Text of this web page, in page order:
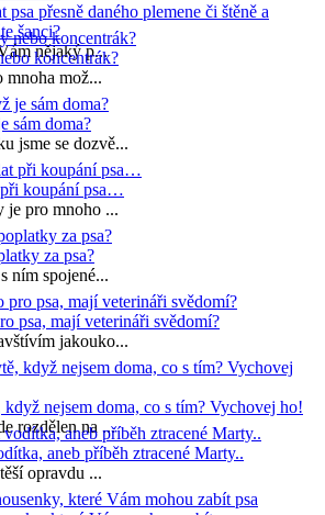
psa přesně daného plemene či štěně a
šanci?
nějaký p...
koncentrák?
mnoha mož...
sám doma?
jsme se dozvě...
při koupání psa…
je pro mnoho ...
za psa?
ním spojené...
psa, mají veterináři svědomí?
jakouko...
když nejsem doma, co s tím? Vychovej ho!
rozdělen na ...
aneb příběh ztracené Marty..
opravdu ...